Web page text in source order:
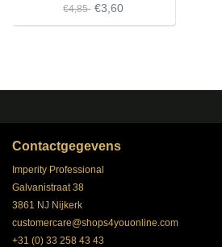
€4,85 €3,60
Contactgegevens
Imperity Professional
Galvanistraat 38
3861 NJ Nijkerk
customercare@shops4youonline.com
+31 (0) 33 258 43 43